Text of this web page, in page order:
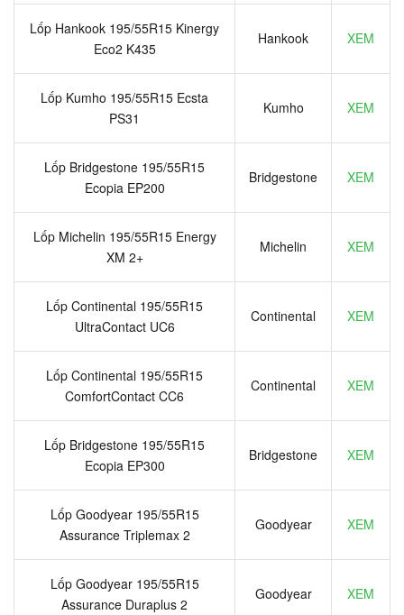
Lốp Hankook 195/55R15 Kinergy
Eco2 K435
Hankook XEM
Lốp Kumho 195/55R15 Ecsta
PS31
Kumho XEM
Lốp Bridgestone 195/55R15
Ecopia EP200
Bridgestone XEM
Lốp Michelin 195/55R15 Energy
XM 2+
Michelin XEM
Lốp Continental 195/55R15
UltraContact UC6
Continental XEM
Lốp Continental 195/55R15
ComfortContact CC6
Continental XEM
Lốp Bridgestone 195/55R15
Ecopia EP300
Bridgestone XEM
Lốp Goodyear 195/55R15
Assurance Triplemax 2
Goodyear XEM
Lốp Goodyear 195/55R15
Assurance Duraplus 2
Goodyear XEM